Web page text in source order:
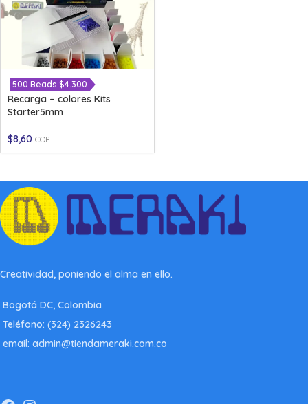
500 Beads $4.300
Recarga – colores Kits
Starter5mm
$8,60 COP
Creatividad, poniendo el alma en ello.
Bogotá DC, Colombia
Teléfono: (324) 2326243
email: admin@tiendameraki.com.co